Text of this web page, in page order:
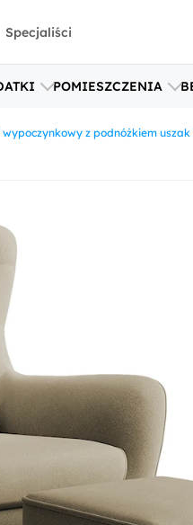
POMIESZCZENIA
Specjaliści
wypoczynkowy z podnóżkiem